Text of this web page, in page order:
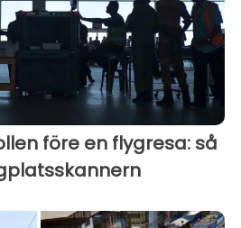
före en flygresa: så